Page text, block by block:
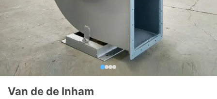
Van de de Inham